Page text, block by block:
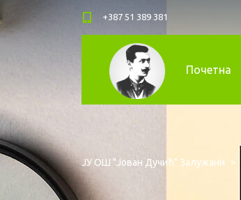
+387 51 389 381
Почетна
ЈУ ОШ "Јован Дучић" Залужани >